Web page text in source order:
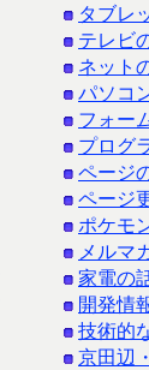
タブレ
テレビ
ネット
パソコ
フォー
プログ
ページ
ページ
ポケモ
メルマ
家電の
開発情
技術的
京田辺